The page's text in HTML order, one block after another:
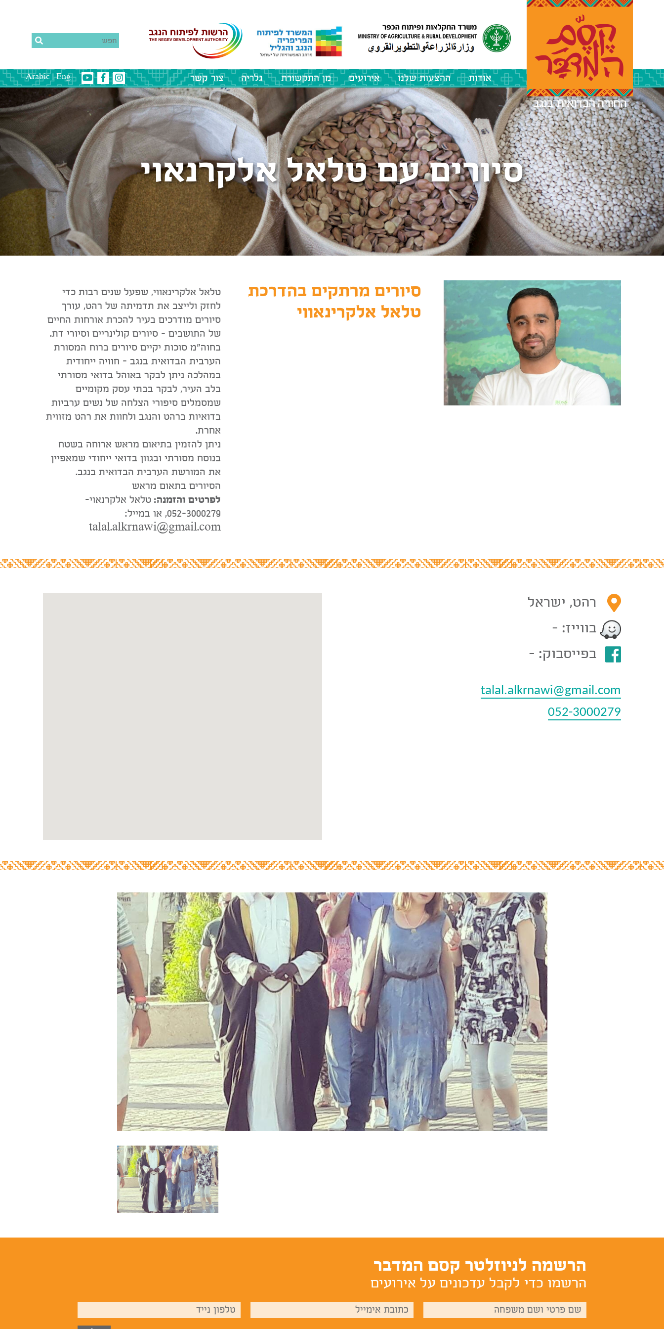
אודות ההצעות שלנו אירועים מן התקשורת גלריה צור קשר Arabic|Eng
סיורים עם טלאל אלקרנאוי
סיורים מרתקים בהדרכת
טלאל אלקרינאווי
טלאל אלקרינאווי, שפעל שנים רבות כדי
לחזק ולייצב את תדמיתה של רהט, עורך
סיורים מודרכים בעיר להכרת אורחות החיים
של התושבים - סיורים קולינריים וסיורי דת.
בחוה"מ סוכות יקיים סיורים ברוח המסורת
הערבית הבדואית בנגב - חוויה ייחודית
במהלכה ניתן לבקר באוהל בדואי מסורתי
בלב העיר, לבקר בבתי עסק מקומיים
שמסמלים סיפורי הצלחה של נשים ערביות
בדואיות ברהט והנגב ולחוות את רהט מזווית
אחרת.
ניתן להזמין בתיאום מראש ארוחה בשטח
בנוסח מסורתי ובגוון בדואי ייחודי שמאפיין
את המורשת הערבית הבדואית בנגב.
הסיורים בתאום מראש
לפרטים והזמנה: טלאל אלקרנאוי-
052-3000279, או במייל:
talal.alkrnawi@gmail.com
רהט, ישראל
בווייז: -
בפייסבוק: -
talal.alkrnawi@gmail.com
052-3000279
הרשמה לניוזלטר קסם המדבר
הרשמו כדי לקבל עדכונים על אירועים